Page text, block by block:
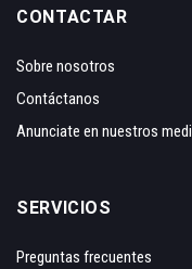
CONTACTAR
Sobre nosotros
Contáctanos
Anunciate en nuestros
SERVICIOS
Preguntas frecuentes